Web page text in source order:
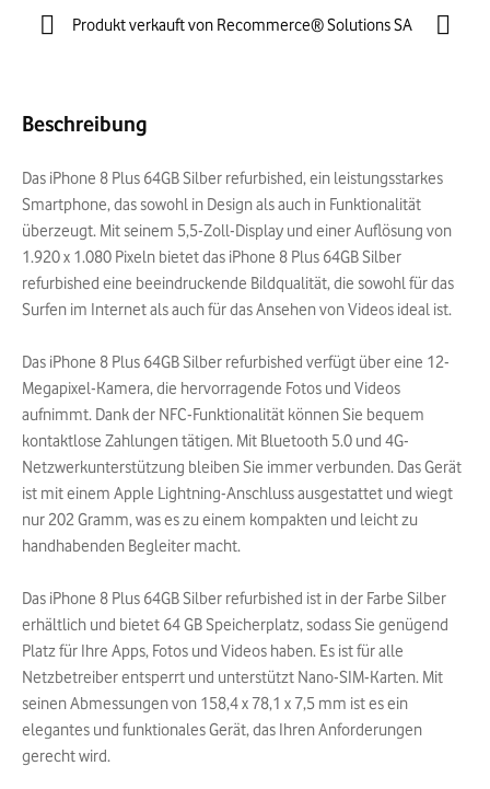
Produkt verkauft von Recommerce® Solutions SA
Beschreibung
Das iPhone 8 Plus 64GB Silber refurbished, ein leistungsstarkes
Smartphone, das sowohl in Design als auch in Funktionalität
überzeugt. Mit seinem 5,5-Zoll-Display und einer Auflösung von
1.920 x 1.080 Pixeln bietet das iPhone 8 Plus 64GB Silber
refurbished eine beeindruckende Bildqualität, die sowohl für das
Surfen im Internet als auch für das Ansehen von Videos ideal ist.
Das iPhone 8 Plus 64GB Silber refurbished verfügt über eine 12-
Megapixel-Kamera, die hervorragende Fotos und Videos
aufnimmt. Dank der NFC-Funktionalität können Sie bequem
kontaktlose Zahlungen tätigen. Mit Bluetooth 5.0 und 4G-
Netzwerkunterstützung bleiben Sie immer verbunden. Das Gerät
ist mit einem Apple Lightning-Anschluss ausgestattet und wiegt
nur 202 Gramm, was es zu einem kompakten und leicht zu
handhabenden Begleiter macht.
Das iPhone 8 Plus 64GB Silber refurbished ist in der Farbe Silber
erhältlich und bietet 64 GB Speicherplatz, sodass Sie genügend
Platz für Ihre Apps, Fotos und Videos haben. Es ist für alle
Netzbetreiber entsperrt und unterstützt Nano-SIM-Karten. Mit
seinen Abmessungen von 158,4 x 78,1 x 7,5 mm ist es ein
elegantes und funktionales Gerät, das Ihren Anforderungen
gerecht wird.